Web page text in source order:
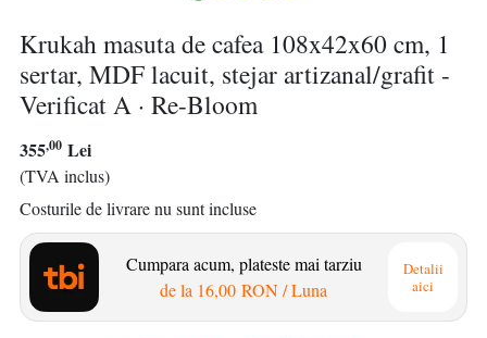
Krukah masuta de cafea 108x42x60 cm, 1
sertar, MDF lacuit, stejar artizanal/grafit -
Verificat A · Re-Bloom
355,00 Lei
(TVA inclus)
Costurile de livrare nu sunt incluse
Cumpara acum, plateste mai tarziu
de la 16,00 RON/ Luna
Detalii
aici